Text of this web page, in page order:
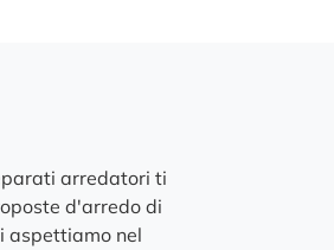
arredatori ti
d'arredo di
aspettiamo nel